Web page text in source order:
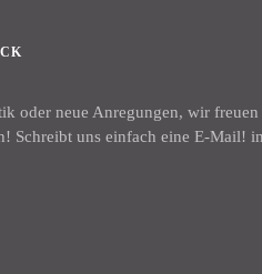
oder neue Anregungen, wir
Schreibt uns einfach eine E-Mail!